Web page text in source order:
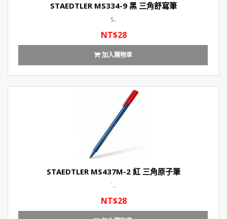
STAEDTLER MS334-9 黑 三角舒寫筆
S..
NT$28
加入購物車
STAEDTLER MS437M-2 紅 三角原子筆
˙..
NT$28